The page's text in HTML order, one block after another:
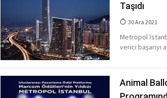
Taşıdı
30 Ara 2021
Metropol
verici başarıyı
Animal